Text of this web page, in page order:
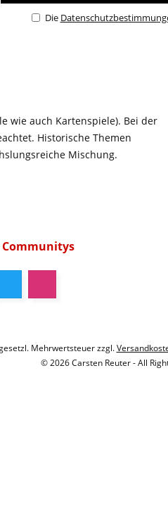
Die
wie auch Kartenspiele). Bei der
Historische Themen
Mischung.
Communitys
Mehrwertsteuer zzgl.
© 2026 Carsten Reuter - All